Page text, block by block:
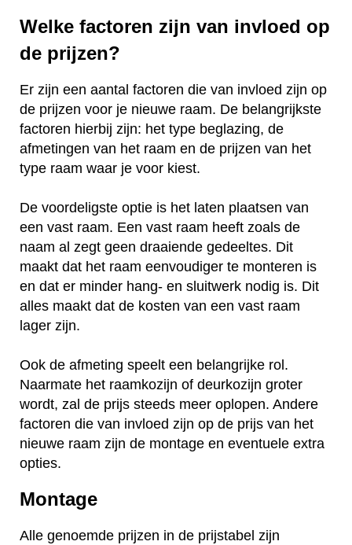
Welke factoren zijn van invloed op
de prijzen?
Er zijn een aantal factoren die van invloed zijn op
de prijzen voor je nieuwe raam. De belangrijkste
factoren hierbij zijn: het type beglazing, de
afmetingen van het raam en de prijzen van het
type raam waar je voor kiest.
De voordeligste optie is het laten plaatsen van
een vast raam. Een vast raam heeft zoals de
naam al zegt geen draaiende gedeeltes. Dit
maakt dat het raam eenvoudiger te monteren is
en dat er minder hang- en sluitwerk nodig is. Dit
alles maakt dat de kosten van een vast raam
lager zijn.
Ook de afmeting speelt een belangrijke rol.
Naarmate het raamkozijn of deurkozijn groter
wordt, zal de prijs steeds meer oplopen. Andere
factoren die van invloed zijn op de prijs van het
nieuwe raam zijn de montage en eventuele extra
opties.
Montage
Alle genoemde prijzen in de prijstabel zijn